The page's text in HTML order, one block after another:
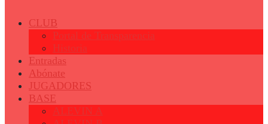
CLUB
Portal de Transparencia
Historia
Entradas
Abónate
JUGADORES
BASE
ALEVIN A